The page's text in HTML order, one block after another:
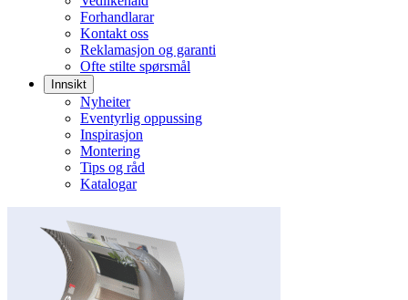
Forhandlarar
Kontakt oss
Reklamasjon og garanti
Ofte stilte spørsmål
Innsikt
Nyheiter
Eventyrlig oppussing
Inspirasjon
Montering
Tips og råd
Katalogar